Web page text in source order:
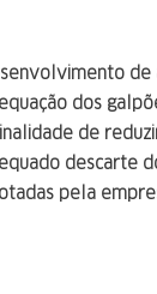
de
dos
de
descarte
pela